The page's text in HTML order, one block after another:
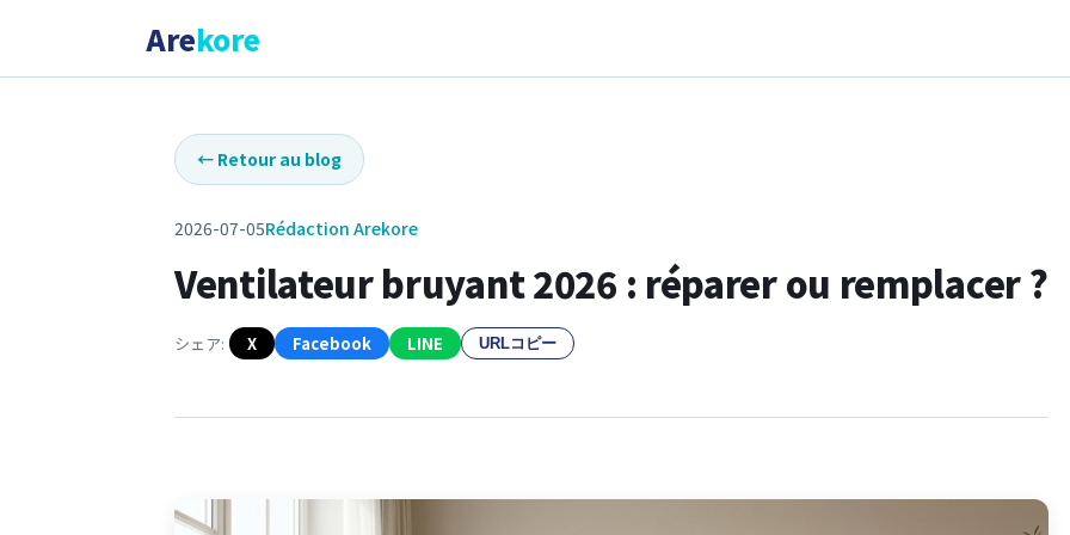
Arekore
← Retour au blog
2026-07-05Rédaction Arekore
Ventilateur bruyant 2026 : réparer ou remplacer ?
シェア: X Facebook LINE URLコピー